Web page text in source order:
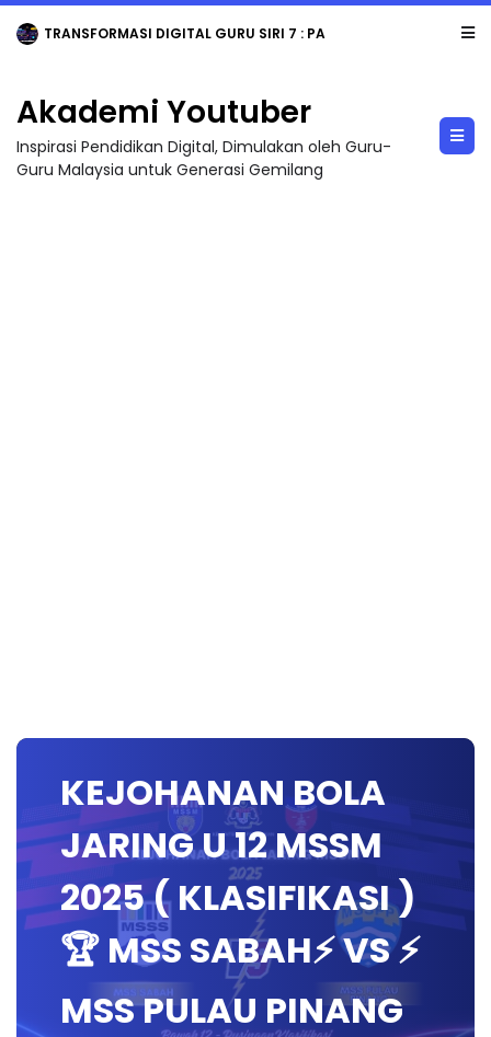
TRANSFORMASI DIGITAL GURU SIRI 7 : PAHLAWAN DIGITAL PENYELAMAT DUNIA
Akademi Youtuber
Inspirasi Pendidikan Digital, Dimulakan oleh Guru-
Guru Malaysia untuk Generasi Gemilang
KEJOHANAN BOLA
JARING U 12 MSSM
2025 ( KLASIFIKASI )
🏆 MSS SABAH⚡️ VS ⚡️
MSS PULAU PINANG